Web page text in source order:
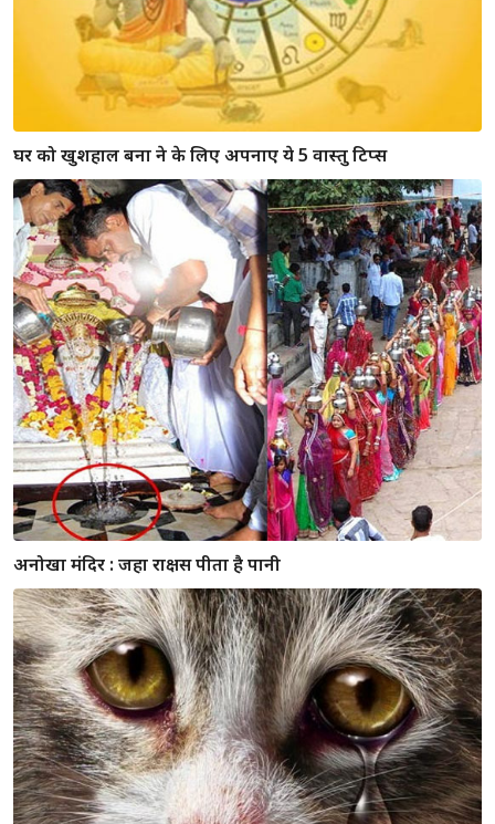
दाम्पत्य जीवन में चाहते है खुशी तो अपनाये ये तरीके
कौवे की कांव कांव कब होती है हमारे लिए शुभ, जाने